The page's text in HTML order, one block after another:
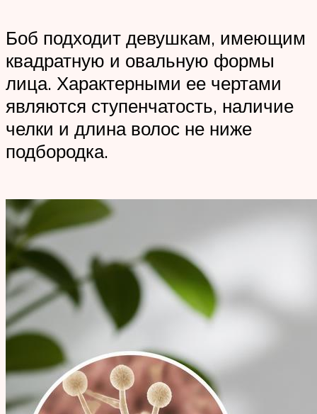
Боб подходит девушкам, имеющим
квадратную и овальную формы
лица. Характерными ее чертами
являются ступенчатость, наличие
челки и длина волос не ниже
подбородка.